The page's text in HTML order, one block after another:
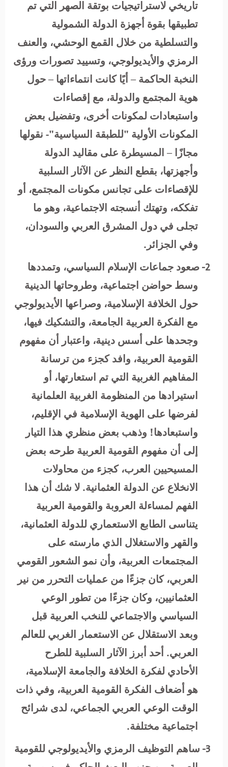
تاريخي لاستراتيجيات بوتقة الصهر التي تم
تطبيقها بقوة أجهزة الدولة الشمولية
والتسلطية من خلال القمع الوحشي، والعنف
الرمزي والأيديولوجي، وتسييد تصورات ورؤى
النخبة الحاكمة – أيًا كانت انتماءاتها – حول
هوية المجتمع والدولة، مع إقصاءات
واستبعادات لمكونات أخرى، وتفضيل بعض
المكونات الأولية "للطبقة السياسية"- نقولها
مجازًا – المسيطرة على مقاليد الدولة
وأجهزتها، بقطع النظر عن الآثار السلبية
للإقصاءات على تجانس مكونات المجتمع، أو
تفككه، وتهتك أنسجته الاجتماعية، وهو ما
تجلى في دول المشرق العربي والسودان،
وفي الجزائر.
2- صعود جماعات الإسلام السياسي، وتمددها
وسط حواضن اجتماعية، وطروحاتها الدينية
حول الخلافة الإسلامية، وصراعها الأيديولوجي
مع الفكرة العربية الجامعة، والتشكيك فيها،
وجحدها على أسس دينية، واعتبار أن مفهوم
القومية العربية، وافد كجزء من ترسانة
المفاهيم الغربية التي تم استعارتها، أو
استيرادها من المنظومة الغربية العلمانية
لفرضها على الهوية الإسلامية في الإقليم،
واستبعادها! وذهب بعض منظري هذا التيار
إلى أن مفهوم القومية العربية طرحه بعض
المسيحيين العرب، كجزء من محاولات
الانخلاع عن الدولة العثمانية. لا شك أن هذا
الفهم لمساءلة العروبة والقومية العربية
يتناسى الطابع الاستعماري للدولة العثمانية،
والقهر والاستغلال الذي مارسته على
المجتمعات العربية، وأن نمو الشعور القومي
العربي، كان جزءًا من عمليات التحرر من نير
العثمانيين، وكان جزءًا من تطور الوعي
السياسي والاجتماعي للنخب العربية قبل
وبعد الاستقلال عن الاستعمار الغربي للعالم
العربي. أحد أبرز الآثار السلبية للطرح
الأحادي لفكرة الخلافة والجامعة الإسلامية،
هو أضعاف الفكرة القومية العربية، وفي ذات
الوقت الوعي العربي الجماعي، لدى شرائح
اجتماعية مختلفة.
3- ساهم التوظيف الرمزي والأيديولوجي للقومية